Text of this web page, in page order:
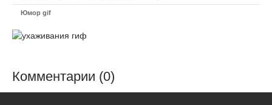
Юмор gif
Комментарии (0)